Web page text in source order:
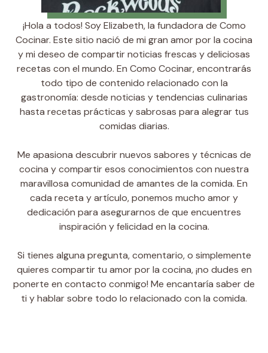
¡Hola a todos! Soy Elizabeth, la fundadora de Como
Cocinar. Este sitio nació de mi gran amor por la cocina
y mi deseo de compartir noticias frescas y deliciosas
recetas con el mundo. En Como Cocinar, encontrarás
todo tipo de contenido relacionado con la
gastronomía: desde noticias y tendencias culinarias
hasta recetas prácticas y sabrosas para alegrar tus
comidas diarias.
Me apasiona descubrir nuevos sabores y técnicas de
cocina y compartir esos conocimientos con nuestra
maravillosa comunidad de amantes de la comida. En
cada receta y artículo, ponemos mucho amor y
dedicación para asegurarnos de que encuentres
inspiración y felicidad en la cocina.
Si tienes alguna pregunta, comentario, o simplemente
quieres compartir tu amor por la cocina, ¡no dudes en
ponerte en contacto conmigo! Me encantaría saber de
ti y hablar sobre todo lo relacionado con la comida.